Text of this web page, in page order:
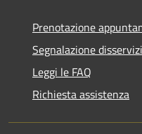
Prenotazione
Segnalazione
Leggi le FAQ
Richiesta assistenza